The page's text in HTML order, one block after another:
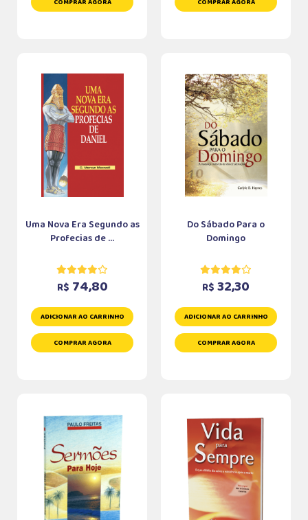
Uma Nova Era Segundo as
Profecias de ...
R$ 74,80
ADICIONAR AO CARRINHO
COMPRAR AGORA
Do Sábado Para o
Domingo
R$ 32,30
ADICIONAR AO CARRINHO
COMPRAR AGORA